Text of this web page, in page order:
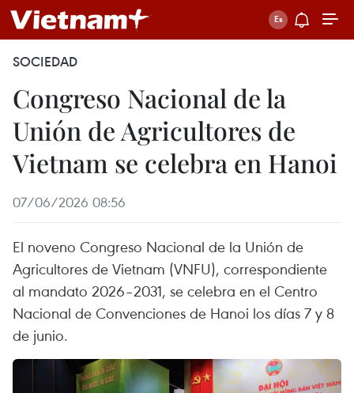
SOCIEDAD
Congreso Nacional de la
Unión de Agricultores de
Vietnam se celebra en Hanoi
07/06/2026 08:56
El noveno Congreso Nacional de la Unión de
Agricultores de Vietnam (VNFU), correspondiente
al mandato 2026–2031, se celebra en el Centro
Nacional de Convenciones de Hanoi los días 7 y 8
de junio.